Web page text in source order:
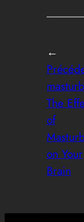
←
The
of
on Your
Brain